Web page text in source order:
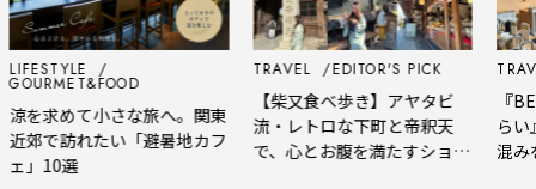
LIFESTYLE
GOURMET&FOOD
涼を求めて小さな旅へ。関東
近郊で訪れたい「避暑地カフ
ェ」10選
TRAVEL EDITOR'S PICK
【柴又食べ歩き】アヤタビ
流・レトロな下町と帝釈天
で、心とお腹を満たすショー
『
らい
混み